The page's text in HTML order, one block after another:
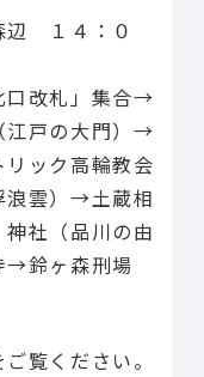
辺 １４：０
口改札」集合→
江戸の大門）→
ック高輪教会
浪雲）→土蔵相
社（品川の由
鈴ヶ森刑場
覧ください。